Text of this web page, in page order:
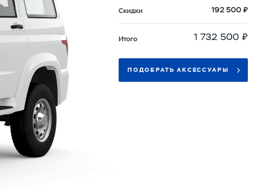
Скидки 192 500 ₽
Итого 1 732 500 ₽
ПОДОБРАТЬ АКСЕССУАРЫ